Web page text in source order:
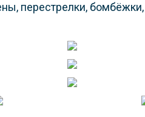
перестрелки,